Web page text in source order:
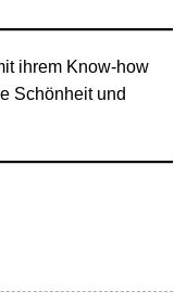
ihrem Know-how
Schönheit und